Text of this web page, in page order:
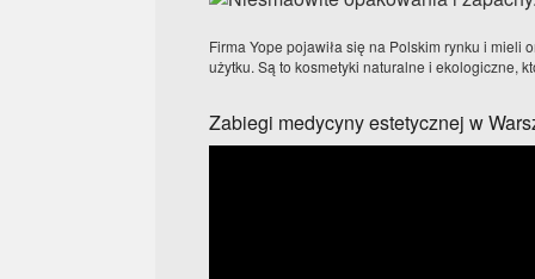
Firma Yope pojawiła się na Polskim rynku i
użytku. Są to kosmetyki naturalne i ekologiczne,
Zabiegi medycyny estetycznej w